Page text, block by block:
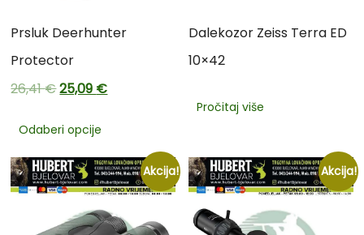
Prsluk Deerhunter
Protector
26,41€25,09 €
Odaberi opcije
Dalekozor Zeiss Terra ED
10×42
Pročitaj više
Akcija! Akcija!